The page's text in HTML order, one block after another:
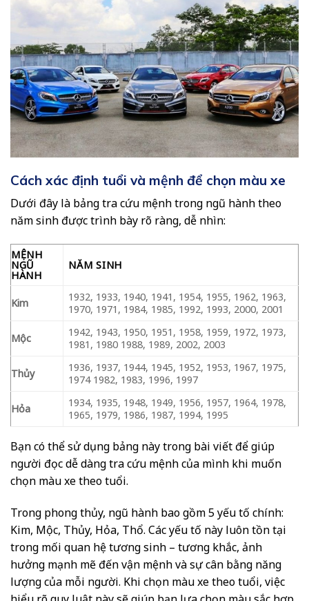
Cách xác định tuổi và mệnh để chọn màu xe
Dưới đây là bảng tra cứu mệnh trong ngũ hành theo
năm sinh được trình bày rõ ràng, dễ nhìn:
MỆNH
NGŨ
HÀNH
NĂM SINH
Kim
1932, 1933, 1940, 1941, 1954, 1955, 1962, 1963,
1970, 1971, 1984, 1985, 1992, 1993, 2000, 2001
Mộc
1942, 1943, 1950, 1951, 1958, 1959, 1972, 1973,
1981, 1980 1988, 1989, 2002, 2003
Thủy
1936, 1937, 1944, 1945, 1952, 1953, 1967, 1975,
1974 1982, 1983, 1996, 1997
Hỏa
1934, 1935, 1948, 1949, 1956, 1957, 1964, 1978,
1965, 1979, 1986, 1987, 1994, 1995
Bạn có thể sử dụng bảng này trong bài viết để giúp
người đọc dễ dàng tra cứu mệnh của mình khi muốn
chọn màu xe theo tuổi.
Trong phong thủy, ngũ hành bao gồm 5 yếu tố chính:
Kim, Mộc, Thủy, Hỏa, Thổ. Các yếu tố này luôn tồn tại
trong mối quan hệ tương sinh – tương khắc, ảnh
hưởng mạnh mẽ đến vận mệnh và sự cân bằng năng
lượng của mỗi người. Khi chọn màu xe theo tuổi, việc